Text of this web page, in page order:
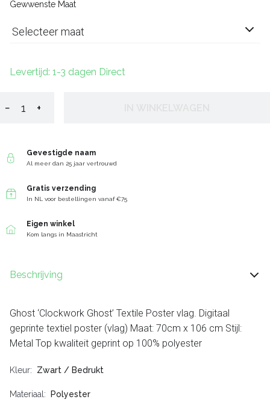
Gewwenste Maat
Selecteer maat
Levertijd: 1-3 dagen Direct
− +
Gevestigde naam
Al meer dan 25 jaar vertrouwd
Gratis verzending
In NL voor bestellingen vanaf €75
Eigen winkel
Kom langs in Maastricht
Beschrijving
Ghost ‘Clockwork Ghost’ Textile Poster vlag. Digitaal
geprinte textiel poster (vlag) Maat: 70cm x 106 cm Stijl:
Metal Top kwaliteit geprint op 100% polyester
Kleur Zwart / Bedrukt
Materiaal Polyester